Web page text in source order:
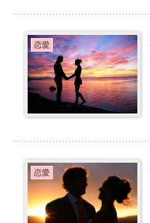
恋愛
恋愛